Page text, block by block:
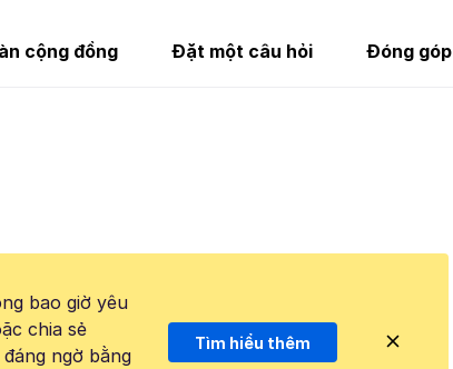
cộng đồng Đặt một câu hỏi Đóng góp
bao giờ yêu
chia sẻ
ngờ bằng
Tìm hiểu thêm